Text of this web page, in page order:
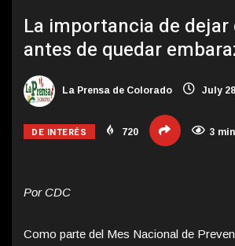
La importancia de
antes de quedar
La Prensa de Colorado July
DE INTERÉS 720 3
Por CDC
Como parte del Mes Nacional de